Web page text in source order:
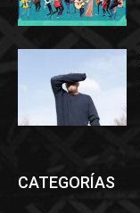
CATEGORÍAS